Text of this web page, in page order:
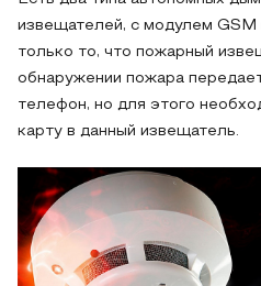
извещателей, с модулем GSM
только то, что пожарный
обнаружении пожара
телефон, но для этого
карту в данный извещатель.